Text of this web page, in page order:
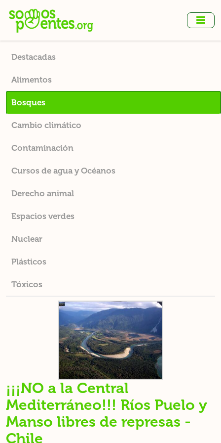
contenido
principal
Destacadas
Alimentos
Bosques
Cambio climático
Contaminación
Cursos de agua y Océanos
Derecho animal
Espacios verdes
Nuclear
Plásticos
Tóxicos
¡¡¡NO a la Central
Mediterráneo!!! Ríos Puelo y
Manso libres de represas -
Chile